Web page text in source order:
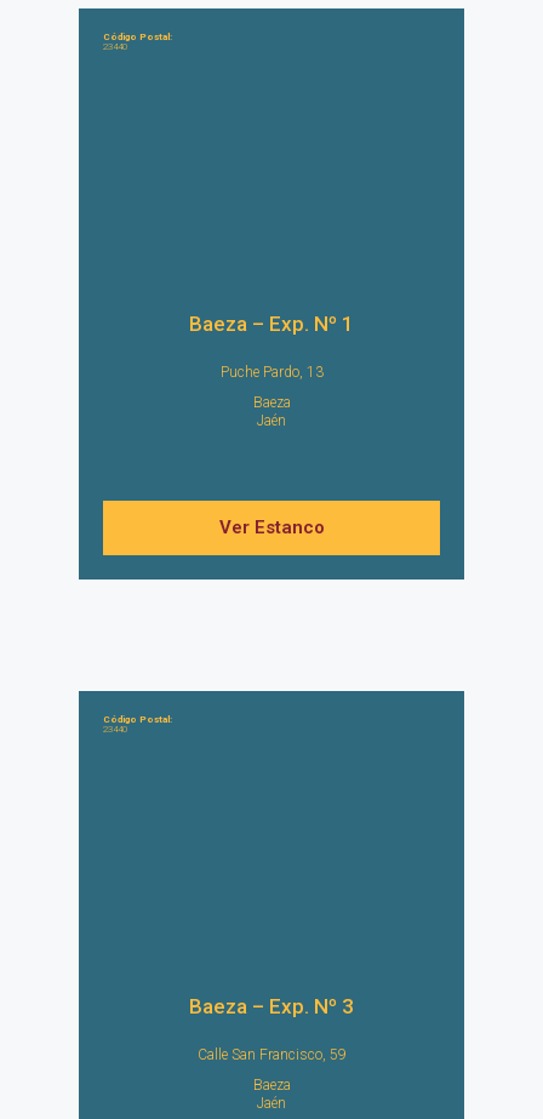
Código Postal:
23440
Baeza – Exp. Nº 1
Puche Pardo, 13
Baeza
Jaén
Ver Estanco
Código Postal:
23440
Baeza – Exp. Nº 3
Calle San Francisco, 59
Baeza
Jaén